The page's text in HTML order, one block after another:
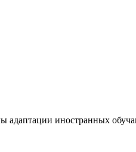
адаптации иностранных